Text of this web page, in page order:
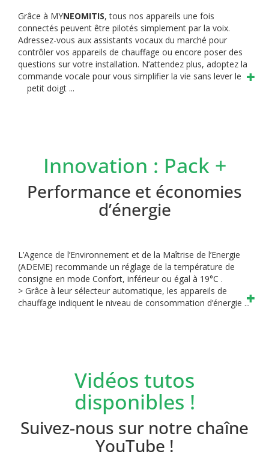
Grâce à MYNEOMITIS, tous nos appareils une fois
connectés peuvent être pilotés simplement par la voix.
Adressez-vous aux assistants vocaux du marché pour
contrôler vos appareils de chauffage ou encore poser des
questions sur votre installation. N’attendez plus, adoptez la
commande vocale pour vous simplifier la vie sans lever le
petit doigt ...
Innovation : Pack +
Performance et économies
d’énergie
L’Agence de l’Environnement et de la Maîtrise de l’Energie
(ADEME) recommande un réglage de la température de
consigne en mode Confort, inférieur ou égal à 19°C .
> Grâce à leur sélecteur automatique, les appareils de
chauffage indiquent le niveau de consommation d’énergie ...
Vidéos tutos
disponibles !
Suivez-nous sur notre chaîne
YouTube !